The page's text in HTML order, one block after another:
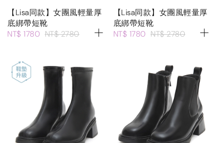
【Lisa同款】女團風輕量厚
底綁帶短靴
NT$ 1780 NT$ 2780
【Lisa同款】女團風輕量厚
底綁帶短靴
NT$ 1780 NT$ 2780